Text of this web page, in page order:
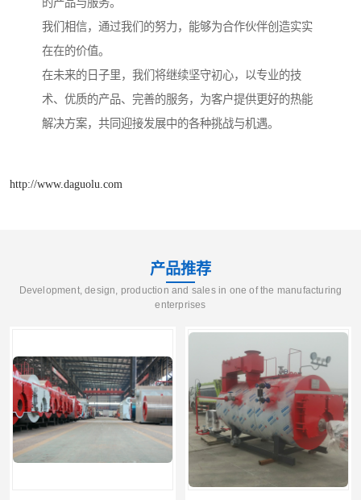
的产品与服务。
我们相信，通过我们的努力，能够为合作伙伴创造实实
在在的价值。
在未来的日子里，我们将继续坚守初心，以专业的技
术、优质的产品、完善的服务，为客户提供更好的热能
解决方案，共同迎接发展中的各种挑战与机遇。
http://www.daguolu.com
产品推荐
Development, design, production and sales in one of the manufacturing
enterprises